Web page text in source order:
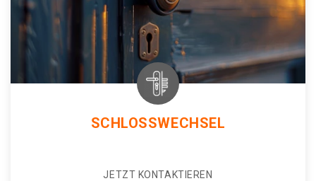
SCHLOSSWECHSEL
JETZT KONTAKTIEREN